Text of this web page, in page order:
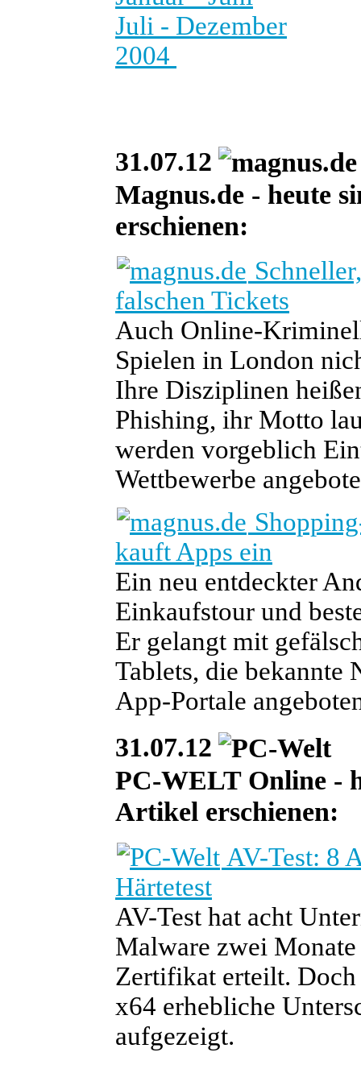
Juli - Dezember
2004
31.07.12
Magnus.de - heute
erschienen:
falschen Tickets
Auch Online-
Spielen in London
Ihre Disziplinen
Phishing, ihr Motto
werden vorgeblich
Wettbewerbe
kauft Apps ein
Ein neu entdeckter
Einkaufstour und
Er gelangt mit
Tablets, die bekannte
App-Portale
31.07.12
PC-WELT Online -
Artikel erschienen:
AV-Test: 8
Härtetest
AV-Test hat acht
Malware zwei
Zertifikat erteilt. Doch
x64 erhebliche
aufgezeigt.